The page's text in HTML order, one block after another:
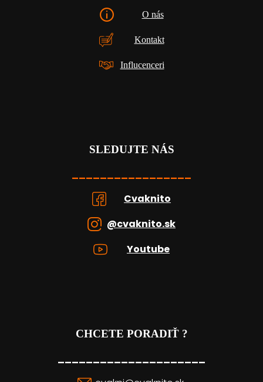
O nás
Kontakt
Influcenceri
SLEDUJTE NÁS
_________________
Cvaknito
@cvaknito.sk
Youtube
CHCETE PORADIŤ ?
_____________________